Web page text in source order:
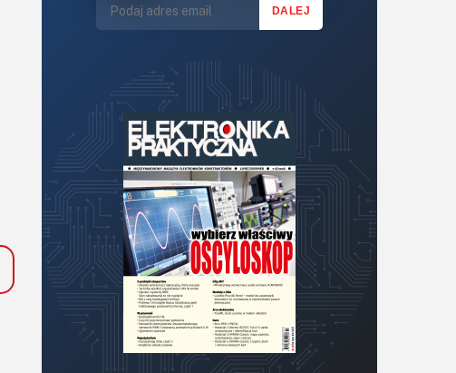
Mechatronika
Narzędzia
Optoelektronika
PCB/Montaż
Podstawy elektroniki
Podzespoły bierne
Półprzewodniki
Pomiary i testy
Projektowanie
Raspberry Pi